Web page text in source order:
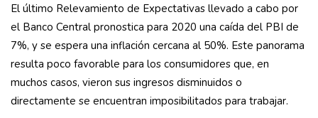
El último Relevamiento de Expectativas llevado a cabo por
el Banco Central pronos­tica para 2020 una caída del PBI de
7%, y se espera una inflación cercana al 50%. Este panorama
resulta poco favorable para los consumidores que, en
muchos casos, vieron sus ingresos disminuidos o
directamente se encuentran imposibilitados para trabajar.